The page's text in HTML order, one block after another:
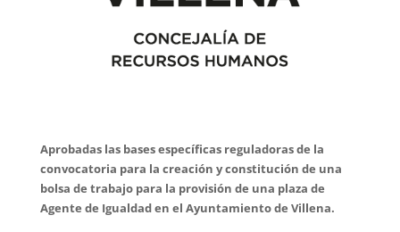
Aprobadas las bases específicas reguladoras de la
convocatoria para la creación y constitución de una
bolsa de trabajo para la provisión de una plaza de
Agente de Igualdad en el Ayuntamiento de Villena.